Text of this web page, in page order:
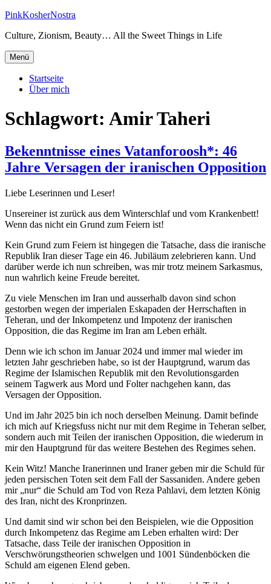
Zum
springen
PinkKosherNostra
Culture, Zionism, Beauty… All the Sweet Things in Life
Menü
Startseite
Über mich
Schlagwort: Amir Taheri
Bekenntnisse eines Vatanforoosh*: 46
Jahre Versagen der iranischen Opposition
Liebe Leserinnen und Leser!
Unsereiner ist zurück aus dem Winterschlaf und vom Krankenbett!
Wenn das nicht ein Grund zum Feiern ist!
Kein Grund zum Feiern ist hingegen die Tatsache, dass die iranische
Republik Iran dieser Tage ein 46. Jubiläum zelebrieren kann. Und
darüber werde ich nun schreiben, was mir trotz meinem Sarkasmus,
nun wahrlich keine Freude bereitet.
Zu viele Menschen im Iran und ausserhalb davon sind schon
gestorben wegen der imperialen Eskapaden der Herrschaften in
Teheran, und der Inkompetenz und Impotenz der iranischen
Opposition, die das Regime im Iran am Leben erhält.
Denn wie ich schon im Januar 2024 und immer mal wieder im
letzten Jahr geschrieben habe, so ist der Hauptgrund, warum das
Regime der Islamischen Republik mit den Revolutionsgarden
seinem Tagwerk aus Mord und Folter nachgehen kann, das
Versagen der Opposition.
Und im Jahr 2025 bin ich noch derselben Meinung. Damit befinde
ich mich auf Kriegsfuss nicht nur mit dem Regime in Teheran selber,
sondern auch mit Teilen der iranischen Opposition, die wiederum in
mir den Hauptgrund für das weitere Bestehen des Regimes sehen.
Kein Witz! Manche Iranerinnen und Iraner geben mir die Schuld für
jeden persischen Toten seit dem Fall der Sassaniden. Andere geben
mir „nur“ die Schuld am Tod von Reza Pahlavi, dem letzten König
des Iran, nicht des Kronprinzen.
Und damit sind wir schon bei den Beispielen, wie die Opposition
durch Inkompetenz das Regime am Leben erhalten wird: Der
Tatsache, dass Teile der iranischen Opposition in
Verschwörungstheorien schwelgen und 1001 Sündenböcken die
Schuld am eigenen Elend geben.